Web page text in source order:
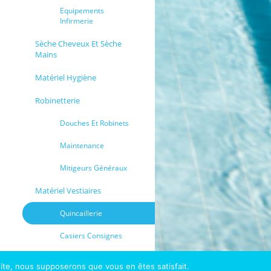
Equipements
Infirmerie
Sèche Cheveux Et Sèche
Mains
Matériel Hygiène
Robinetterie
Douches Et Robinets
Maintenance
Mitigeurs Généraux
Matériel Vestiaires
Quincaillerie
Casiers Consignes
nous supposerons que vous en êtes satisfait.